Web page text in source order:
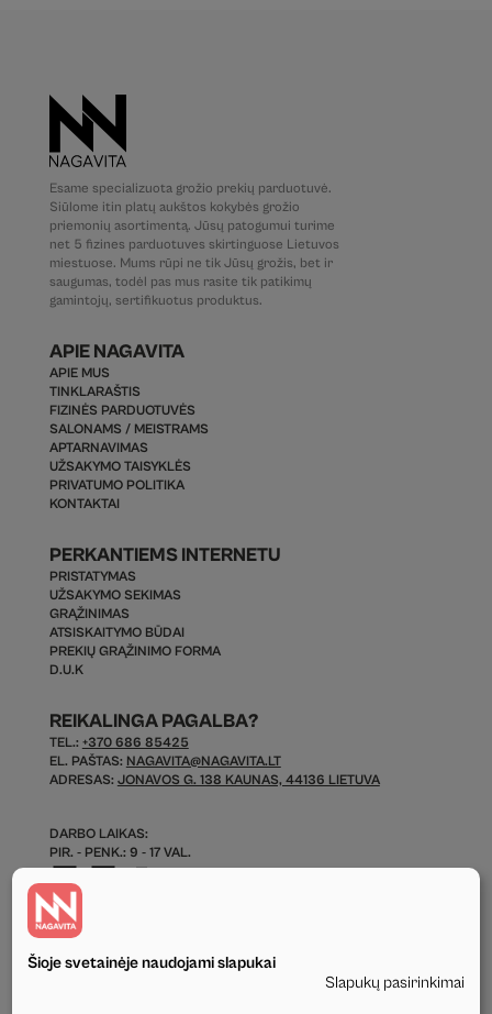
Esame specializuota grožio prekių parduotuvė.
Siūlome itin platų aukštos kokybės grožio
priemonių asortimentą. Jūsų patogumui turime
net 5 fizines parduotuves skirtinguose Lietuvos
miestuose. Mums rūpi ne tik Jūsų grožis, bet ir
saugumas, todėl pas mus rasite tik patikimų
gamintojų, sertifikuotus produktus.
APIE NAGAVITA
APIE MUS
TINKLARAŠTIS
FIZINĖS PARDUOTUVĖS
SALONAMS / MEISTRAMS
APTARNAVIMAS
UŽSAKYMO TAISYKLĖS
PRIVATUMO POLITIKA
KONTAKTAI
PERKANTIEMS INTERNETU
PRISTATYMAS
UŽSAKYMO SEKIMAS
GRĄŽINIMAS
ATSISKAITYMO BŪDAI
PREKIŲ GRĄŽINIMO FORMA
D.U.K
REIKALINGA PAGALBA?
TEL.: +370 686 85425
EL. PAŠTAS: NAGAVITA@NAGAVITA.LT
ADRESAS: JONAVOS G. 138 KAUNAS, 44136 LIETUVA
DARBO LAIKAS:
PIR. - PENK.: 9 - 17 VAL.
Šioje svetainėje naudojami slapukai
Slapukų pasirinkimai